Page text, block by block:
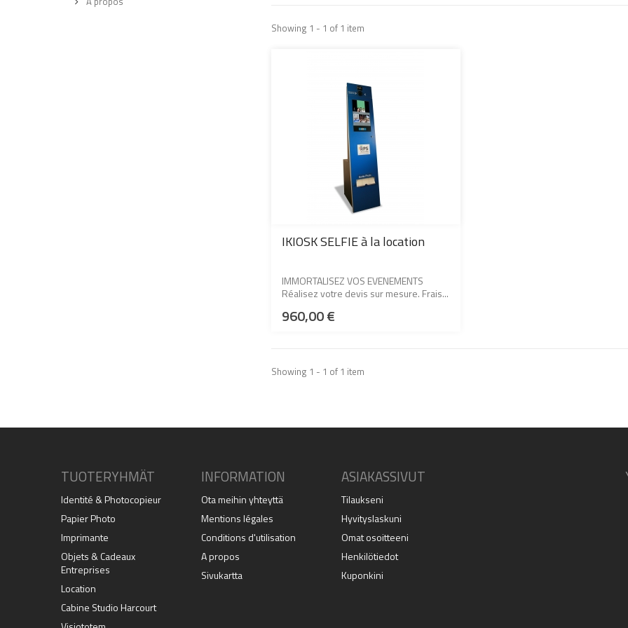
Showing 1 - 1 of 1 item
IKIOSK SELFIE à la location
IMMORTALISEZ VOS EVENEMENTS
Réalisez votre devis sur mesure. Frais...
960,00 €
Showing 1 - 1 of 1 item
TUOTERYHMÄT
Identité & Photocopieur
Papier Photo
Imprimante
Objets & Cadeaux
Entreprises
Location
Cabine Studio Harcourt
INFORMATION
Ota meihin yhteyttä
Mentions légales
Conditions d'utilisation
A propos
Sivukartta
ASIAKASSIVUT
Tilaukseni
Hyvityslaskuni
Omat osoitteeni
Henkilötiedot
Kuponkini